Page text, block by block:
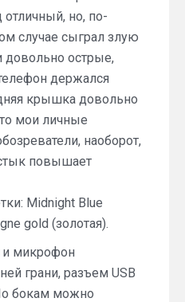
но, по-
случае сыграл злую
довольно острые,
держался
крышка довольно
мои личные
наоборот,
повышает
Midnight Blue
gold (золотая).
микрофон
грани, разъем USB
бокам можно